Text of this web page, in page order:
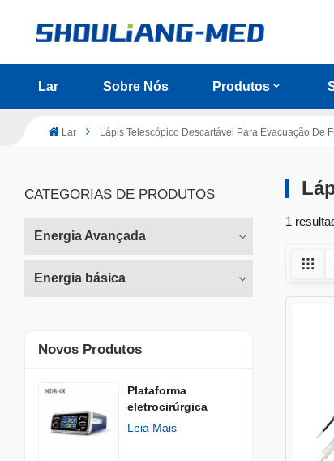
Lar Sobre Nós Produtos
Lar Lápis Telescópico Descartável Para Evacuação De
CATEGORIAS DE PRODUTOS
Energia Avançada
Energia básica
Novos Produtos
Plataforma
eletrocirúrgica
Leia Mais
1